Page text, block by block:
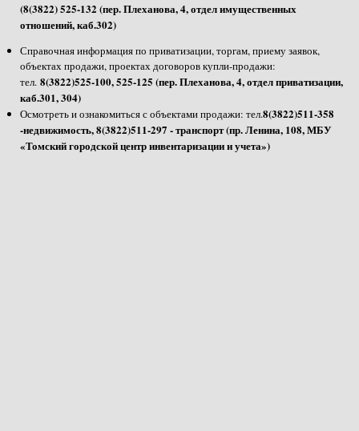
(8(3822) 525-132 (пер. Плеханова, 4, отдел имущественных
отношений, каб.302)
Справочная информация по приватизации, торгам, приему заявок,
объектах продажи, проектах договоров купли-продажи:
тел. 8(3822)525-100, 525-125 (пер. Плеханова, 4, отдел приватизации,
каб.301, 304)
Осмотреть и ознакомиться с объектами продажи: тел.8(3822)511-358
-недвижимость, 8(3822)511-297 - транспорт (пр. Ленина, 108, МБУ
«Томский городской центр инвентаризации и учета»)